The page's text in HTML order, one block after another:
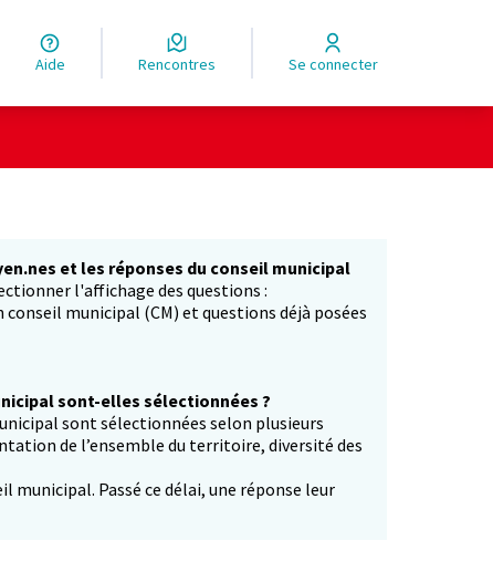
Aide Rencontres Se connecter
et les réponses du conseil municipal
l'affichage des questions :
municipal (CM) et questions déjà posées
sont-elles sélectionnées ?
sont sélectionnées selon plusieurs
de l’ensemble du territoire, diversité des
municipal. Passé ce délai, une réponse leur